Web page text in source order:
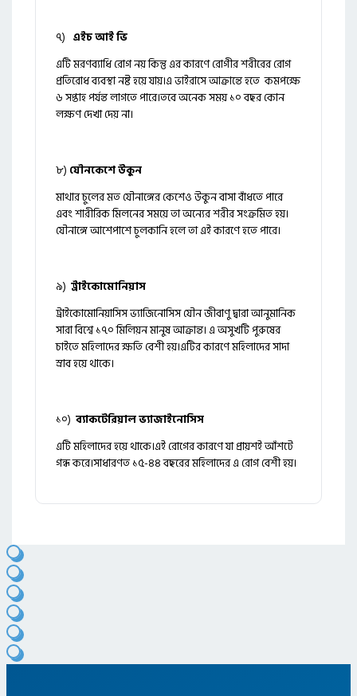
৭) এইচ আই ভি
এটি মরণব্যাধি রোগ নয় কিন্তু এর কারণে রোগীর শরীরের রোগ
প্রতিরোধ ব্যবস্থা নষ্ট হয়ে যায়।এ ভাইরাসে আক্রান্তে হতে কমপক্ষে
৬ সপ্তাহ পর্যন্ত লাগতে পারে।তবে অনেক সময় ১০ বছর কোন
লক্ষণ দেখা দেয় না।
৮) যৌনকেশে উকুন
মাথার চুলের মত যৌনাঙ্গের কেশেও উকুন বাসা বাঁধতে পারে
এবং শারীরিক মিলনের সময়ে তা অন্যের শরীর সংক্রমিত হয়।
যৌনাঙ্গে আশেপাশে চুলকানি হলে তা এই কারণে হতে পারে।
৯)ট্রাইকোমোনিয়াস
ট্রাইকোমোনিয়াসিস ভ্যাজিনোসিস যৌন জীবাণু দ্বারা আনুমানিক
সারা বিশ্বে ১৭০ মিলিয়ন মানুষ আক্রান্ত। এ অসুখটি পুরুষের
চাইতে মহিলাদের ক্ষতি বেশী হয়।এটির কারণে মহিলাদের সাদা
স্রাব হয়ে থাকে।
১০)ব্যাকটেরিয়াল ভ্যাজাইনোসিস
এটি মহিলাদের হয়ে থাকে।এই রোগের কারণে যা প্রায়শই আঁশটে
গন্ধ করে।সাধারণত ১৫-৪৪ বছরের মহিলাদের এ রোগ বেশী হয়।